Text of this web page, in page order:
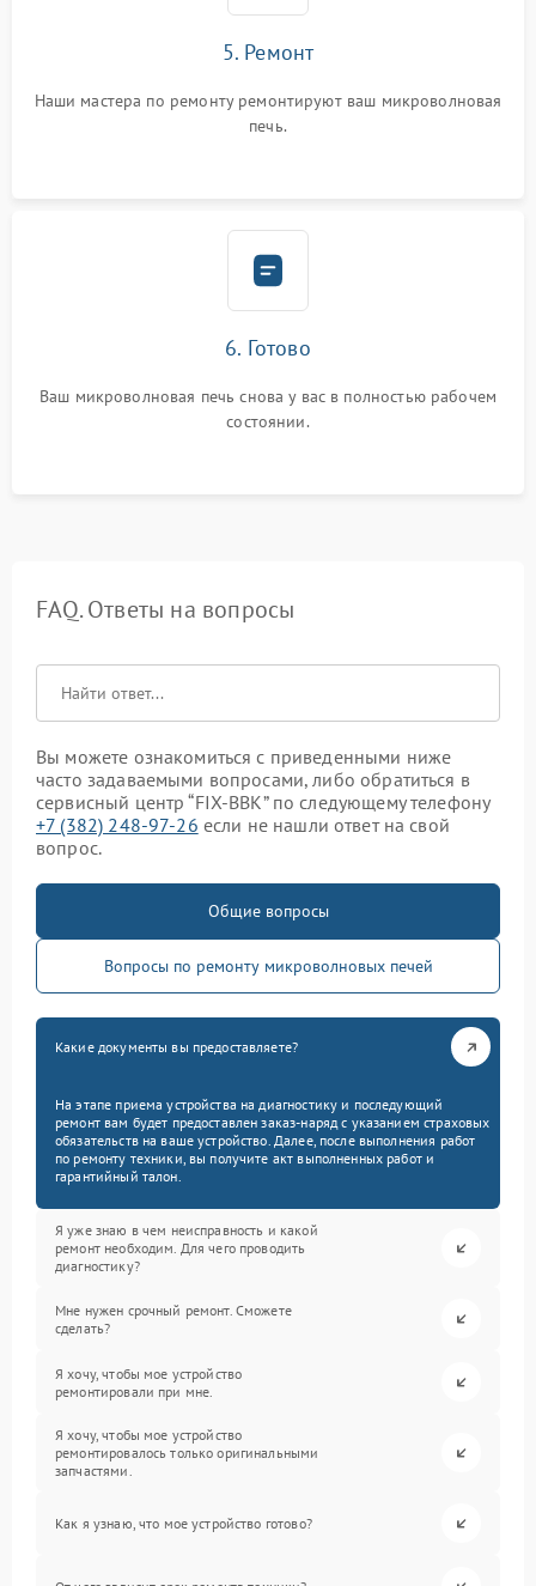
5. Ремонт
Наши мастера по ремонту ремонтируют ваш микроволновая
печь.
6. Готово
Ваш микроволновая печь снова у вас в полностью рабочем
состоянии.
FAQ. Ответы на вопросы
Вы можете ознакомиться с приведенными ниже
часто задаваемыми вопросами, либо обратиться в
сервисный центр “FIX-BBK” по следующему телефону
+7 (382) 248-97-26 если не нашли ответ на свой
вопрос.
Общие вопросы
Вопросы по ремонту микроволновых печей
Какие документы вы предоставляете?
На этапе приема устройства на диагностику и последующий
ремонт вам будет предоставлен заказ-наряд с указанием страховых
обязательств на ваше устройство. Далее, после выполнения работ
по ремонту техники, вы получите акт выполненных работ и
гарантийный талон.
Я уже знаю в чем неисправность и какой
ремонт необходим. Для чего проводить
диагностику?
Мне нужен срочный ремонт. Сможете
сделать?
Я хочу, чтобы мое устройство
ремонтировали при мне.
Я хочу, чтобы мое устройство
ремонтировалось только оригинальными
запчастями.
Как я узнаю, что мое устройство готово?